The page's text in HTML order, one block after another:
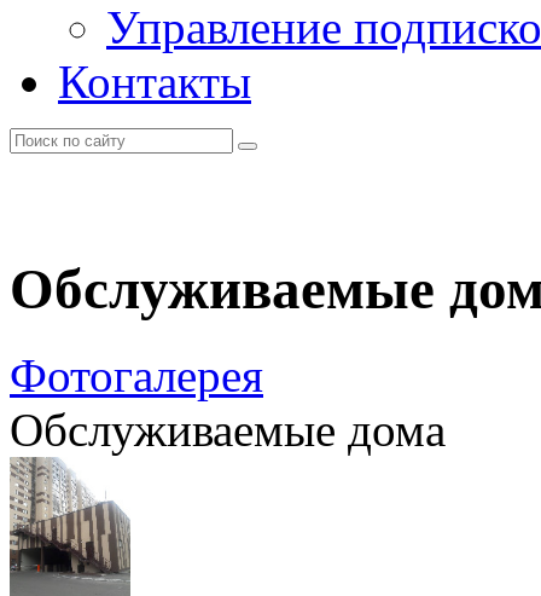
Управление
Контакты
Обслуживаемые
Фотогалерея
Обслуживаемые дома